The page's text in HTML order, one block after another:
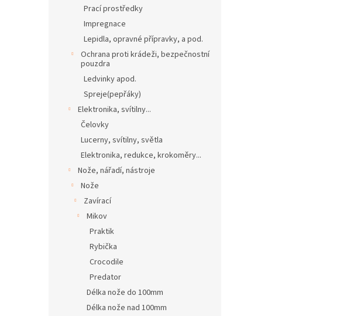
Prací prostředky
Impregnace
Lepidla, opravné přípravky, a pod.
Ochrana proti krádeži, bezpečnostní
pouzdra
Ledvinky apod.
Spreje(pepřáky)
Elektronika, svítilny...
Čelovky
Lucerny, svítilny, světla
Elektronika, redukce, krokoměry...
Nože, nářadí, nástroje
Nože
Zavírací
Mikov
Praktik
Rybička
Crocodile
Predator
Délka nože do 100mm
Délka nože nad 100mm